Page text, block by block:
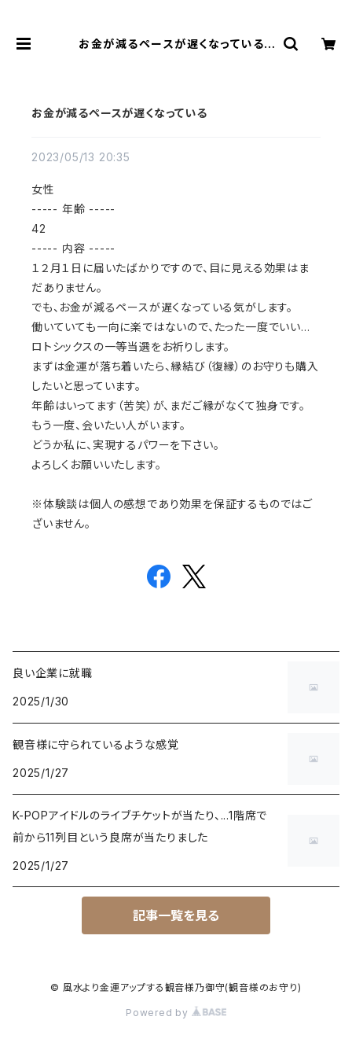
お金が減るペースが遅くなっている |
お金が減るペースが遅くなっている
2023/05/13 20:35
女性
----- 年齢 -----
42
----- 内容 -----
１２月１日に届いたばかりですので、目に見える効果はま
だありません。
でも、お金が減るペースが遅くなっている気がします。
働いていても一向に楽ではないので、たった一度でいい…
ロトシックスの一等当選をお祈りします。
まずは金運が落ち着いたら、縁結び（復縁）のお守りも購入
したいと思っています。
年齢はいってます（苦笑）が、まだご縁がなくて独身です。
もう一度、会いたい人がいます。
どうか私に、実現するパワーを下さい。
よろしくお願いいたします。
※体験談は個人の感想であり効果を保証するものではご
ざいません。
良い企業に就職
2025/1/30
観音様に守られているような感覚
2025/1/27
K-POPアイドルのライブチケットが当たり、...1階席で
前から11列目という良席が当たりました
2025/1/27
記事一覧を見る
© 風水より金運アップする観音様乃御守(観音様のお守り)
Powered by